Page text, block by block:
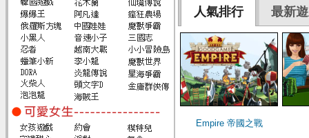
人氣排行 最新
Empire 帝國之戰